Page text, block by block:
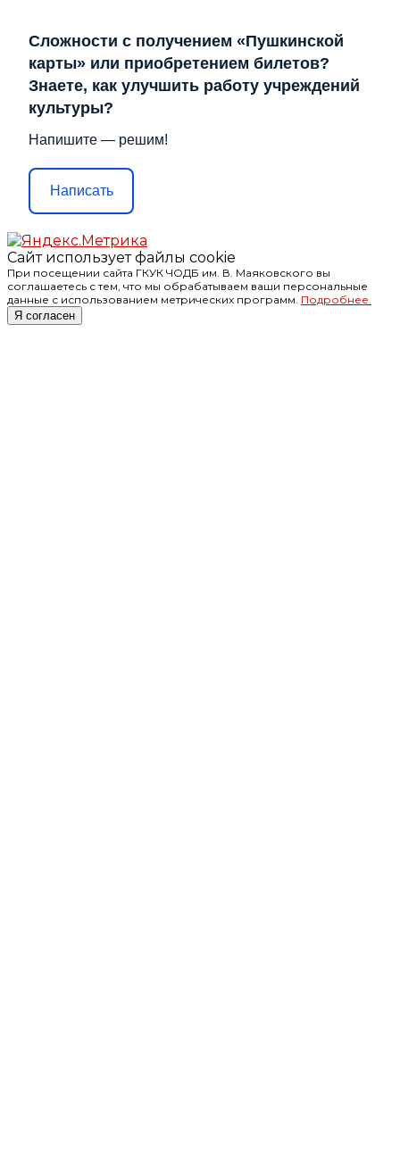
Сложности с получением «Пушкинской
карты» или приобретением билетов?
Знаете, как улучшить работу учреждений
культуры?
Напишите — решим!
Написать
Сайт использует файлы cookie
При посещении сайта ГКУК ЧОДБ им. В. Маяковского вы
соглашаетесь с тем, что мы обрабатываем ваши персональные
данные с использованием метрических программ. Подробнее.
Я согласен